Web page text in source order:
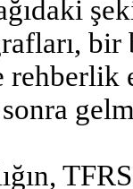
bir
rehberlik